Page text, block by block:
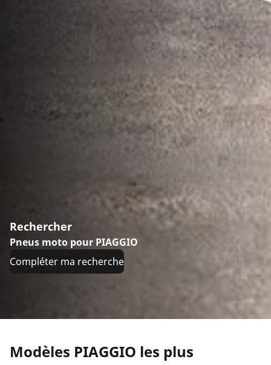
Rechercher
Pneus moto pour PIAGGIO
Compléter ma recherche
Modèles PIAGGIO les plus